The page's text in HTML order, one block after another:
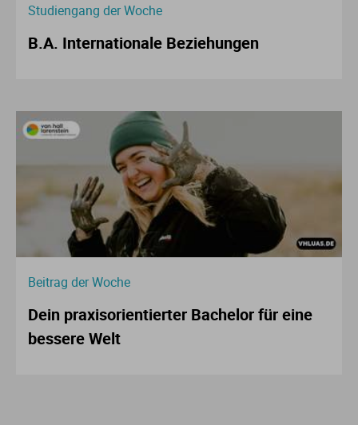
Studiengang der Woche
B.A. Internationale Beziehungen
Beitrag der Woche
Dein praxisorientierter Bachelor für eine
bessere Welt